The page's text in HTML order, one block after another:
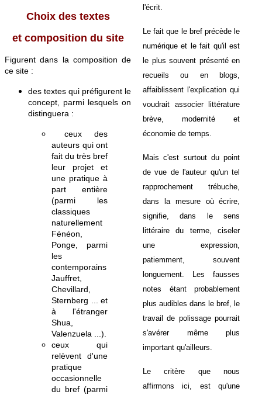
Choix des textes
et composition du site
Figurent dans la composition de
ce site :
des textes qui préfigurent le
concept, parmi lesquels on
distinguera :
ceux des
auteurs qui ont
fait du très bref
leur projet et
une pratique à
part entière
(parmi les
classiques
naturellement
Fénéon,
Ponge, parmi
les
contemporains
Jauffret,
Chevillard,
Sternberg ... et
à l'étranger
Shua,
Valenzuela ...).
ceux qui
relèvent d'une
pratique
occasionnelle
du bref (parmi
l'écrit.
Le fait que le bref précède le
numérique et le fait qu'il est
le plus souvent présenté en
recueils ou en blogs,
affaiblissent l'explication qui
voudrait associer littérature
brève, modernité et
économie de temps.
Mais c'est surtout du point
de vue de l'auteur qu'un tel
rapprochement trébuche,
dans la mesure où écrire,
signifie, dans le sens
littéraire du terme, ciseler
une expression,
patiemment, souvent
longuement. Les fausses
notes étant probablement
plus audibles dans le bref, le
travail de polissage pourrait
s'avérer même plus
important qu'ailleurs.
Le critère que nous
affirmons ici, est qu'une